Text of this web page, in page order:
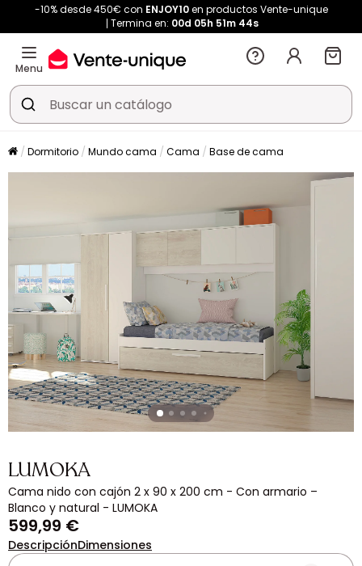
-10% desde 450€ con ENJOY10en productos Vente-unique
Termina en: 00d 05h 51m 43s
Menu
Dormitorio Mundo cama Cama Base de cama
LUMOKA
Cama nido con cajón 2 x 90 x 200 cm - Con armario –
Blanco y natural - LUMOKA
599,99 €
DescripciónDimensiones